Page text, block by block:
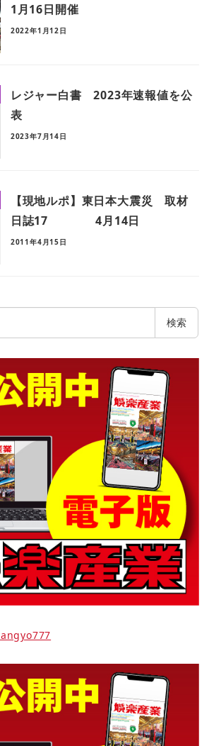
1月16日開催
2022年1月12日
レジャー白書 2023年速報値を公
表
2023年7月14日
【現地ルポ】東日本大震災 取材
日誌17 4月14日
2011年4月15日
検索